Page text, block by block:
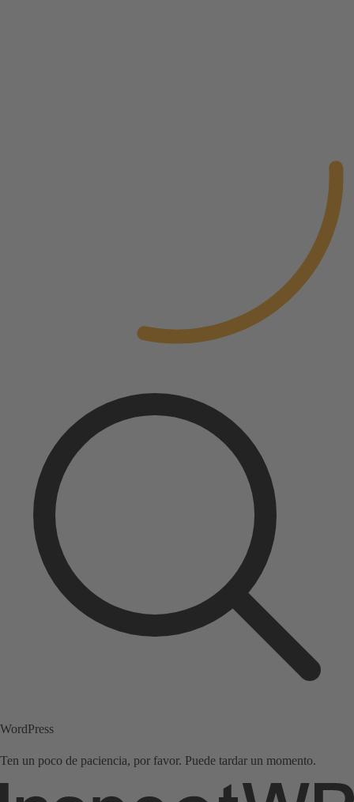
WordPress
Ten un poco de paciencia, por favor. Puede tardar un momento.